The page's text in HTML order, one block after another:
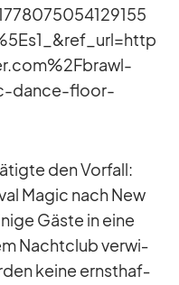
dance-floor-
den Vor­fall:
Ma­gic nach New
Gäste in eine
Nacht­club ver­wi­
keine ernst­haf­